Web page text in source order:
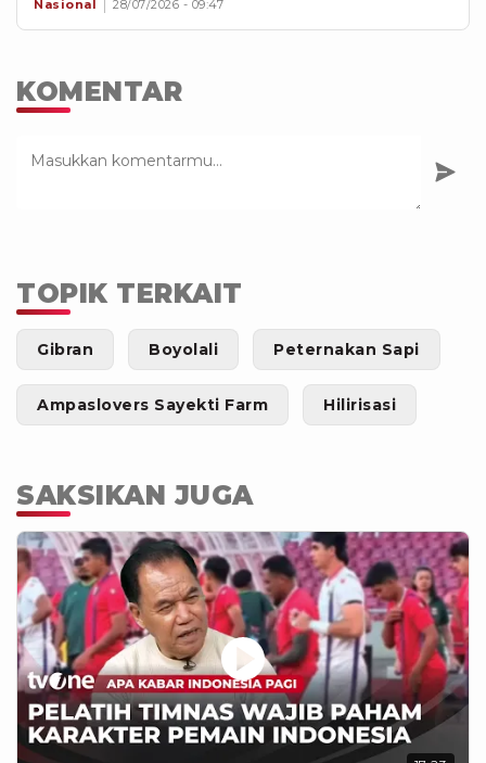
Nasional 28/07/2026 - 09:47
KOMENTAR
TOPIK TERKAIT
Gibran Boyolali Peternakan Sapi
Ampaslovers Sayekti Farm Hilirisasi
SAKSIKAN JUGA